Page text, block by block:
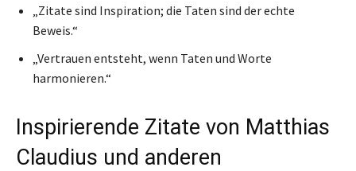
„Zitate sind Inspiration; die Taten sind der echte
Beweis.“
„Vertrauen entsteht, wenn Taten und Worte
harmonieren.“
Inspirierende Zitate von Matthias
Claudius und anderen